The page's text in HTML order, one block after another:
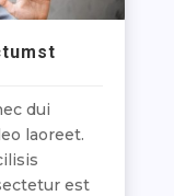
dui
laoreet.
est